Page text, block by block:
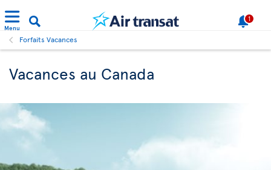
Menu
1
Forfaits Vacances
Vacances au Canada